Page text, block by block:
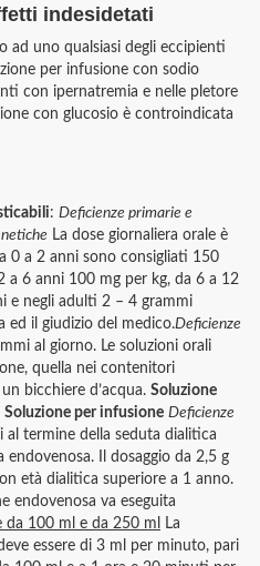
indesidetati
ad uno qualsiasi degli eccipienti
per infusione con sodio
con ipernatremia e nelle pletore
con glucosio è controindicata
: Deficienze primarie e
La dose giornaliera orale è
0 a 2 anni sono consigliati 150
a 6 anni 100 mg per kg, da 6 a 12
e negli adulti 2 – 4 grammi
ed il giudizio del medico.Deficienze
al giorno. Le soluzioni orali
quella nei contenitori
bicchiere d’acqua. Soluzione
per infusione Deficienze
al termine della seduta dialitica
Il dosaggio da 2,5 g
età dialitica superiore a 1 anno.
endovenosa va eseguita
da 100 ml e da 250 ml
La
essere di 3 ml per minuto, pari